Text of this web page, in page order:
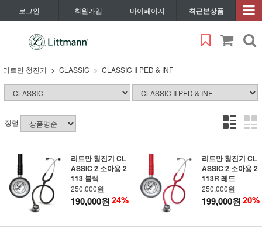
로그인 회원가입 마이페이지 최근본상품
리트만 청진기 CLASSIC CLASSIC II PED & INF
정렬
리트만 청진기 CL
ASSIC 2 소아용 2
113 블랙
250,000원
190,000원24%
리트만 청진기 CL
ASSIC 2 소아용 2
113R 레드
250,000원
199,000원20%